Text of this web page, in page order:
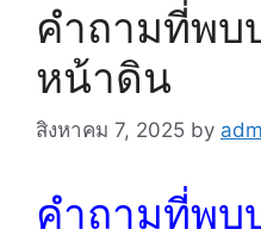
คำถามที่พบ
หน้าดิน
สิงหาคม 7, 2025 by
คำถามที่พบ